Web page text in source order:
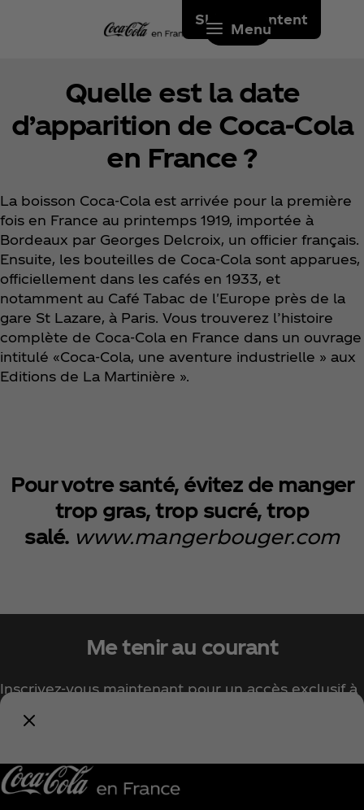
Skip to content
Menu
Quelle est la date
d’apparition de Coca‑Cola
en France ?
La boisson Coca‑Cola est arrivée pour la première
fois en France au printemps 1919, importée à
Bordeaux par Georges Delcroix, un officier français.
Ensuite, les bouteilles de Coca‑Cola sont apparues,
officiellement dans les cafés en 1933, et
notamment au Café Tabac de l'Europe près de la
gare St Lazare, à Paris. Vous trouverez l’histoire
complète de Coca‑Cola en France dans un ouvrage
intitulé «Coca‑Cola, une aventure industrielle » aux
Editions de La Martinière ».
Pour votre santé, évitez de manger
trop gras, trop sucré, trop
salé. www.mangerbouger.com
Me tenir au courant
Inscrivez-vous maintenant pour un accès exclusif à
tout l'univers Coca‑Cola !